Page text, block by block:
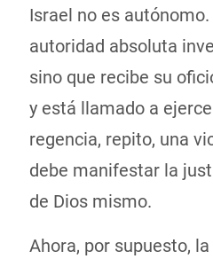
Israel no es
autoridad absoluta
sino que recibe su
y está llamado a
regencia, repito, una
debe manifestar la
de Dios mismo.
Ahora, por supuesto,